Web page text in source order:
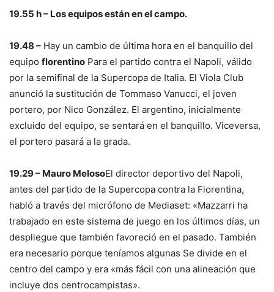
19.55 h – Los equipos están en el campo.
19.48 – Hay un cambio de última hora en el banquillo del
equipo florentino Para el partido contra el Napoli, válido
por la semifinal de la Supercopa de Italia. El Viola Club
anunció la sustitución de Tommaso Vanucci, el joven
portero, por Nico González. El argentino, inicialmente
excluido del equipo, se sentará en el banquillo. Viceversa,
el portero pasará a la grada.
19.29 – Mauro MelosoEl director deportivo del Napoli,
antes del partido de la Supercopa contra la Fiorentina,
habló a través del micrófono de Mediaset: «Mazzarri ha
trabajado en este sistema de juego en los últimos días, un
despliegue que también favoreció en el pasado. También
era necesario porque teníamos algunas Se divide en el
centro del campo y era «más fácil con una alineación que
incluye dos centrocampistas».